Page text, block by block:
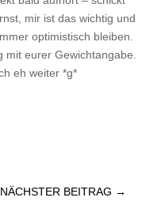
mir ist das wichtig und
optimistisch bleiben.
eurer Gewichtangabe.
eh weiter *g*
NÄCHSTER BEITRAG →